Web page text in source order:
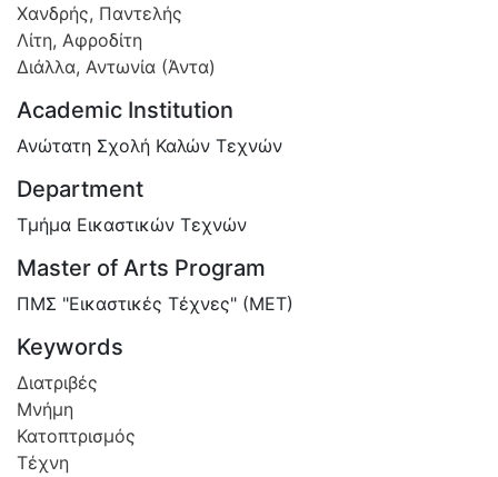
Χανδρής, Παντελής
Λίτη, Αφροδίτη
Διάλλα, Αντωνία (Άντα)
Academic Institution
Ανώτατη Σχολή Καλών Τεχνών
Department
Τμήμα Εικαστικών Τεχνών
Master of Arts Program
ΠΜΣ "Εικαστικές Τέχνες" (ΜΕΤ)
Keywords
Διατριβές
Μνήμη
Κατοπτρισμός
Τέχνη